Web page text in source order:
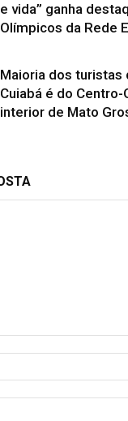
e vida” ganha
Olímpicos da Rede
Maioria dos turistas
Cuiabá é do
interior de Mato